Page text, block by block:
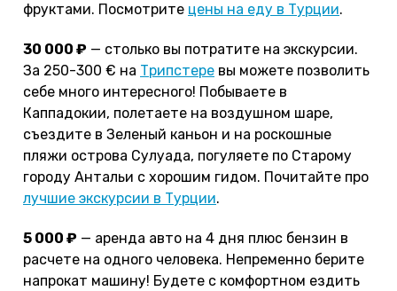
фруктами. Посмотрите цены на еду в Турции.
30 000 ₽ — столько вы потратите на экскурсии.
За 250-300 € на Трипстере вы можете позволить
себе много интересного! Побываете в
Каппадокии, полетаете на воздушном шаре,
съездите в Зеленый каньон и на роскошные
пляжи острова Сулуада, погуляете по Старому
городу Антальи с хорошим гидом. Почитайте про
лучшие экскурсии в Турции.
5 000 ₽ — аренда авто на 4 дня плюс бензин в
расчете на одного человека. Непременно берите
напрокат машину! Будете с комфортном ездить